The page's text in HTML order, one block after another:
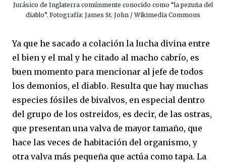
Jurásico de Inglaterra comúnmente conocido como “la pezuña del
diablo”. Fotografía: James St. John / Wikimedia Commons
Ya que he sacado a colación la lucha divina entre
el bien y el mal y he citado al macho cabrío, es
buen momento para mencionar al jefe de todos
los demonios, el diablo. Resulta que hay muchas
especies fósiles de bivalvos, en especial dentro
del grupo de los ostreidos, es decir, de las ostras,
que presentan una valva de mayor tamaño, que
hace las veces de habitación del organismo, y
otra valva más pequeña que actúa como tapa. La